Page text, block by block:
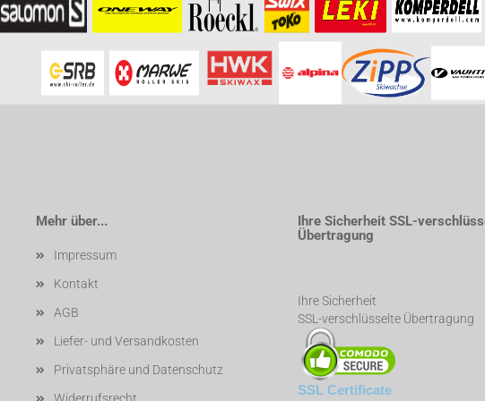
Für weitere Informationen besuchen Sie bitte dieHomepagezu diesem Artikel.
Mehr über...
Impressum
Kontakt
AGB
Liefer- und Versandkosten
Privatsphäre und Datenschutz
Ihre Sicherheit SSL-
Übertragung
Ihre Sicherheit
SSL-verschlüsselte Übertragung
SSL Certificate